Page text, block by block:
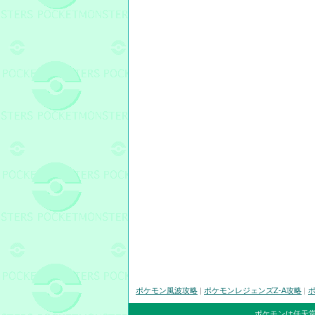
ポケモン風波攻略 | ポケモンレジェンズZ-A攻略 |